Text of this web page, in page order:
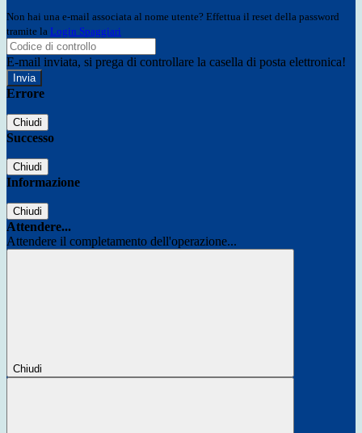
Non hai una e-mail associata al nome utente? Effettua il reset della password
tramite la Login Spaggiari
E-mail inviata, si prega di controllare la casella di posta elettronica!
Errore
Chiudi
Successo
Chiudi
Informazione
Chiudi
Attendere...
Attendere il completamento dell'operazione...
Chiudi